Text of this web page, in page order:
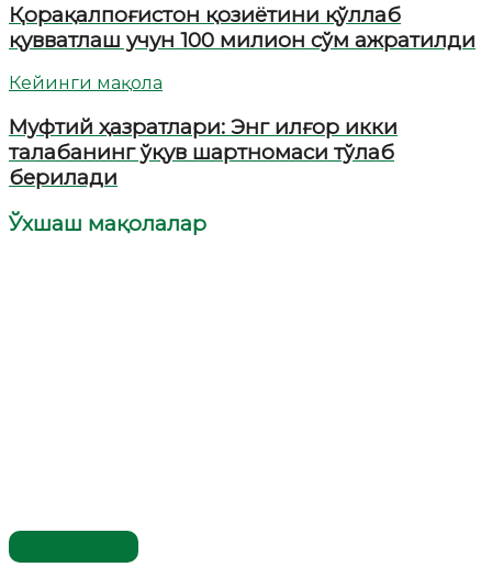
Қорақалпоғистон қозиётини қўллаб
қувватлаш учун 100 милион сўм ажратилди
Кейинги мақола
Муфтий ҳазратлари: Энг илғор икки
талабанинг ўқув шартномаси тўлаб
берилади
Ўхшаш мақолалар